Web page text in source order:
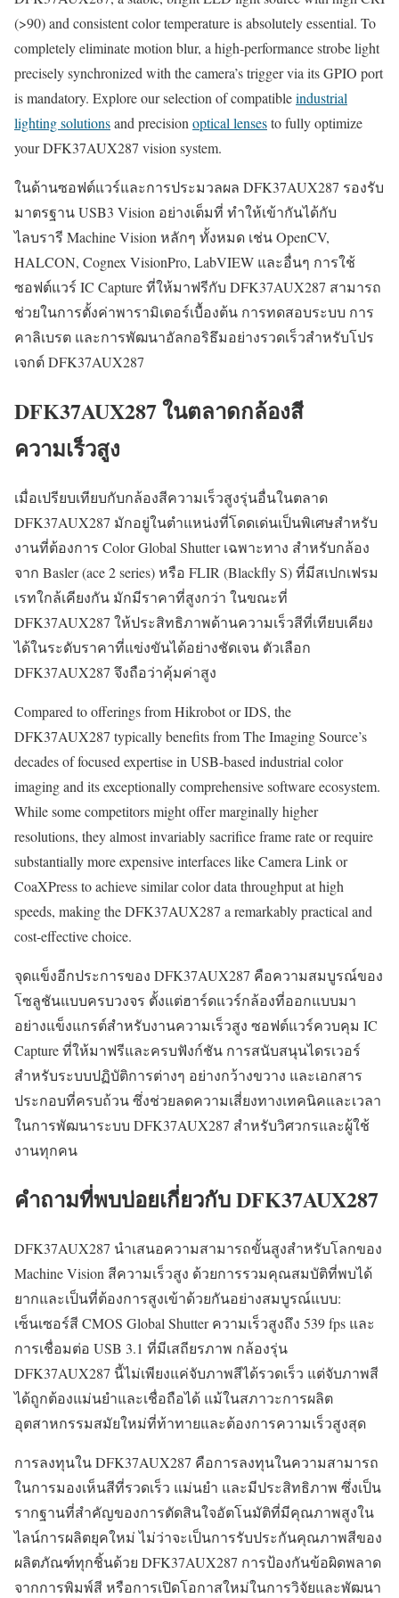
(>90) and consistent color temperature is absolutely essential. To
completely eliminate motion blur, a high-performance strobe light
precisely synchronized with the camera’s trigger via its GPIO port
is mandatory. Explore our selection of compatibleindustrial
lighting solutionsand precision optical lensesto fully optimize
your DFK37AUX287 vision system.
ในด้านซอฟต์แวร์และการประมวลผล DFK37AUX287 รองรับ
มาตรฐาน USB3 Vision อย่างเต็มที่ ทำให้เข้ากันได้กับ
ไลบรารี Machine Vision หลักๆ ทั้งหมด เช่น OpenCV,
HALCON, Cognex VisionPro, LabVIEW และอื่นๆ การใช้
ซอฟต์แวร์ IC Capture ที่ให้มาฟรีกับ DFK37AUX287 สามารถ
ช่วยในการตั้งค่าพารามิเตอร์เบื้องต้น การทดสอบระบบ การ
คาลิเบรต และการพัฒนาอัลกอริธึมอย่างรวดเร็วสำหรับโปร
เจกต์ DFK37AUX287
DFK37AUX287 ในตลาดกล้องสี
ความเร็วสูง
เมื่อเปรียบเทียบกับกล้องสีความเร็วสูงรุ่นอื่นในตลาด
DFK37AUX287 มักอยู่ในตำแหน่งที่โดดเด่นเป็นพิเศษสำหรับ
งานที่ต้องการ Color Global Shutter เฉพาะทาง สำหรับกล้อง
จาก Basler (ace 2 series) หรือ FLIR (Blackfly S) ที่มีสเปกเฟรม
เรทใกล้เคียงกัน มักมีราคาที่สูงกว่า ในขณะที่
DFK37AUX287 ให้ประสิทธิภาพด้านความเร็วสีที่เทียบเคียง
ได้ในระดับราคาที่แข่งขันได้อย่างชัดเจน ตัวเลือก
DFK37AUX287 จึงถือว่าคุ้มค่าสูง
Compared to offerings from Hikrobot or IDS, the
DFK37AUX287 typically benefits from The Imaging Source’s
decades of focused expertise in USB-based industrial color
imaging and its exceptionally comprehensive software ecosystem.
While some competitors might offer marginally higher
resolutions, they almost invariably sacrifice frame rate or require
substantially more expensive interfaces like Camera Link or
CoaXPress to achieve similar color data throughput at high
speeds, making the DFK37AUX287 a remarkably practical and
cost-effective choice.
จุดแข็งอีกประการของ DFK37AUX287 คือความสมบูรณ์ของ
โซลูชันแบบครบวงจร ตั้งแต่ฮาร์ดแวร์กล้องที่ออกแบบมา
อย่างแข็งแกรต์สำหรับงานความเร็วสูง ซอฟต์แวร์ควบคุม IC
Capture ที่ให้มาฟรีและครบฟังก์ชัน การสนับสนุนไดรเวอร์
สำหรับระบบปฏิบัติการต่างๆ อย่างกว้างขวาง และเอกสาร
ประกอบที่ครบถ้วน ซึ่งช่วยลดความเสี่ยงทางเทคนิคและเวลา
ในการพัฒนาระบบ DFK37AUX287 สำหรับวิศวกรและผู้ใช้
งานทุกคน
คำถามที่พบบ่อยเกี่ยวกับ DFK37AUX287
DFK37AUX287 นำเสนอความสามารถขั้นสูงสำหรับโลกของ
Machine Vision สีความเร็วสูง ด้วยการรวมคุณสมบัติที่พบได้
ยากและเป็นที่ต้องการสูงเข้าด้วยกันอย่างสมบูรณ์แบบ:
เซ็นเซอร์สี CMOS Global Shutter ความเร็วสูงถึง 539 fps และ
การเชื่อมต่อ USB 3.1 ที่มีเสถียรภาพ กล้องรุ่น
DFK37AUX287 นี้ไม่เพียงแค่จับภาพสีได้รวดเร็ว แต่จับภาพสี
ได้ถูกต้องแม่นยำและเชื่อถือได้ แม้ในสภาวะการผลิต
อุตสาหกรรมสมัยใหม่ที่ท้าทายและต้องการความเร็วสูงสุด
การลงทุนใน DFK37AUX287 คือการลงทุนในความสามารถ
ในการมองเห็นสีที่รวดเร็ว แม่นยำ และมีประสิทธิภาพ ซึ่งเป็น
รากฐานที่สำคัญของการตัดสินใจอัตโนมัติที่มีคุณภาพสูงใน
ไลน์การผลิตยุคใหม่ ไม่ว่าจะเป็นการรับประกันคุณภาพสีของ
ผลิตภัณฑ์ทุกชิ้นด้วย DFK37AUX287 การป้องกันข้อผิดพลาด
จากการพิมพ์สี หรือการเปิดโอกาสใหม่ในการวิจัยและพัฒนา